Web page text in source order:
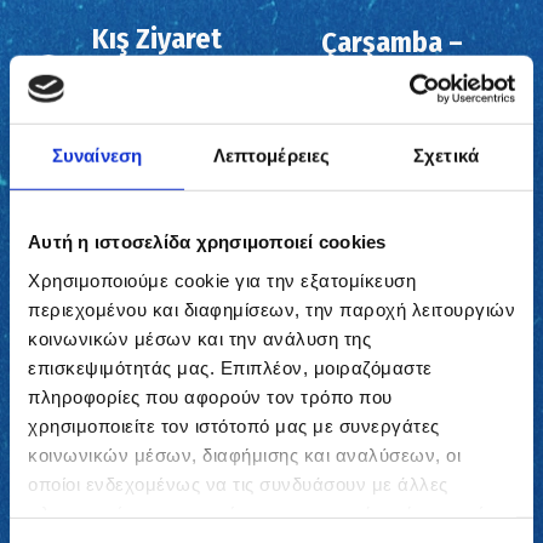
Συναίνεση Λεπτομέρειες Σχετικά
Αυτή η ιστοσελίδα χρησιμοποιεί cookies
Χρησιμοποιούμε cookie για την εξατομίκευση
περιεχομένου και διαφημίσεων, την παροχή λειτουργιών
κοινωνικών μέσων και την ανάλυση της
επισκεψιμότητάς μας. Επιπλέον, μοιραζόμαστε
πληροφορίες που αφορούν τον τρόπο που
χρησιμοποιείτε τον ιστότοπό μας με συνεργάτες
κοινωνικών μέσων, διαφήμισης και αναλύσεων, οι
οποίοι ενδεχομένως να τις συνδυάσουν με άλλες
Kış Ziyaret
Çarşamba –
olacaktır.
Önemli Bilgilendirme: Online rezervasyon
zorunludur. Kapalı olabileceğimiz günler (resmi
tatiller, yerel festivaller vb.) için lütfen rezervasyon
takvimini kontrol edin.
BIR TUR AYIRT